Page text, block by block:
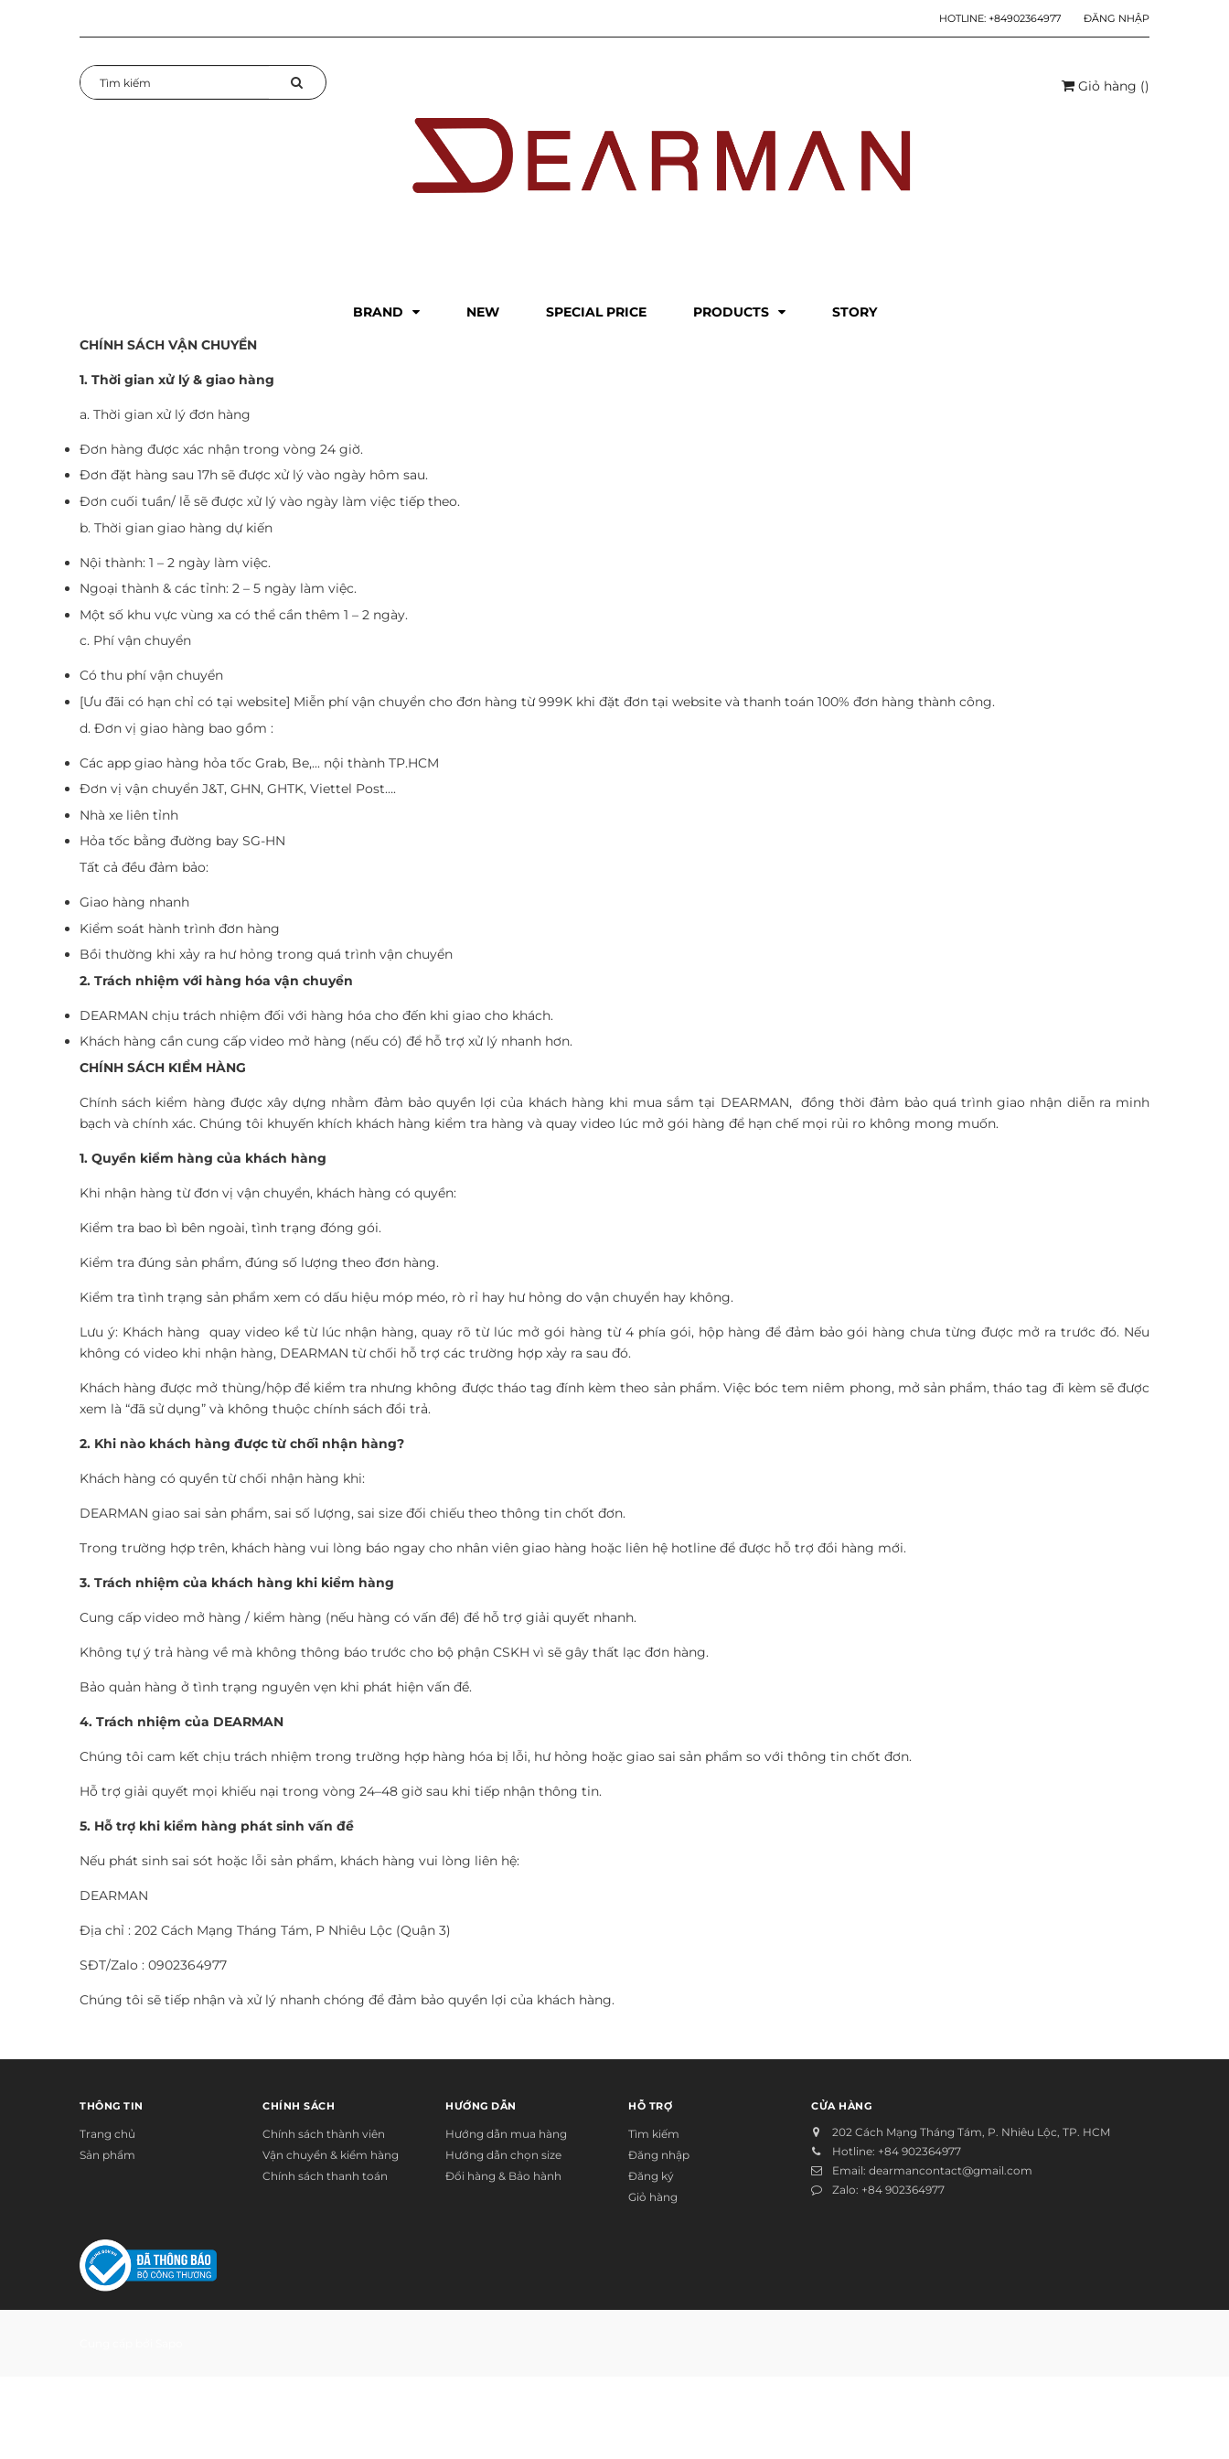
HOTLINE: +84902364977 ĐĂNG NHẬP
Giỏ hàng ()
BRAND NEW SPECIAL PRICE PRODUCTS
STORY
CHÍNH SÁCH VẬN CHUYỂN
1. Thời gian xử lý & giao hàng
a. Thời gian xử lý đơn hàng
Đơn hàng được xác nhận trong vòng 24 giờ.
Đơn đặt hàng sau 17h sẽ được xử lý vào ngày hôm sau.
Đơn cuối tuần/ lễ sẽ được xử lý vào ngày làm việc tiếp theo.
b. Thời gian giao hàng dự kiến
Nội thành: 1 – 2 ngày làm việc.
Ngoại thành & các tỉnh: 2 – 5 ngày làm việc.
Một số khu vực vùng xa có thể cần thêm 1 – 2 ngày.
c. Phí vận chuyển
Có thu phí vận chuyển
[Ưu đãi có hạn chỉ có tại website] Miễn phí vận chuyển cho đơn hàng từ 999K khi đặt đơn tại website và thanh toán 100% đơn hàng thành công.
d. Đơn vị giao hàng bao gồm :
Các app giao hàng hỏa tốc Grab, Be,... nội thành TP.HCM
Đơn vị vận chuyển J&T, GHN, GHTK, Viettel Post….
Nhà xe liên tỉnh
Hỏa tốc bằng đường bay SG-HN
Tất cả đều đảm bảo:
Giao hàng nhanh
Kiểm soát hành trình đơn hàng
Bồi thường khi xảy ra hư hỏng trong quá trình vận chuyển
2. Trách nhiệm với hàng hóa vận chuyển
DEARMAN chịu trách nhiệm đối với hàng hóa cho đến khi giao cho khách.
Khách hàng cần cung cấp video mở hàng (nếu có) để hỗ trợ xử lý nhanh hơn.
CHÍNH SÁCH KIỂM HÀNG
Chính sách kiểm hàng được xây dựng nhằm đảm bảo quyền lợi của khách hàng khi mua sắm tại DEARMAN, đồng thời đảm bảo quá trình giao nhận diễn ra minh
bạch và chính xác. Chúng tôi khuyến khích khách hàng kiểm tra hàng và quay video lúc mở gói hàng để hạn chế mọi rủi ro không mong muốn.
1. Quyền kiểm hàng của khách hàng
Khi nhận hàng từ đơn vị vận chuyển, khách hàng có quyền:
Kiểm tra bao bì bên ngoài, tình trạng đóng gói.
Kiểm tra đúng sản phẩm, đúng số lượng theo đơn hàng.
Kiểm tra tình trạng sản phẩm xem có dấu hiệu móp méo, rò rỉ hay hư hỏng do vận chuyển hay không.
Lưu ý: Khách hàng quay video kể từ lúc nhận hàng, quay rõ từ lúc mở gói hàng từ 4 phía gói, hộp hàng để đảm bảo gói hàng chưa từng được mở ra trước đó. Nếu
không có video khi nhận hàng, DEARMAN từ chối hỗ trợ các trường hợp xảy ra sau đó.
Khách hàng được mở thùng/hộp để kiểm tra nhưng không được tháo tag đính kèm theo sản phẩm. Việc bóc tem niêm phong, mở sản phẩm, tháo tag đi kèm sẽ được
xem là “đã sử dụng” và không thuộc chính sách đổi trả.
2. Khi nào khách hàng được từ chối nhận hàng?
Khách hàng có quyền từ chối nhận hàng khi:
DEARMAN giao sai sản phẩm, sai số lượng, sai size đối chiếu theo thông tin chốt đơn.
Trong trường hợp trên, khách hàng vui lòng báo ngay cho nhân viên giao hàng hoặc liên hệ hotline để được hỗ trợ đổi hàng mới.
3. Trách nhiệm của khách hàng khi kiểm hàng
Cung cấp video mở hàng / kiểm hàng (nếu hàng có vấn đề) để hỗ trợ giải quyết nhanh.
Không tự ý trả hàng về mà không thông báo trước cho bộ phận CSKH vì sẽ gây thất lạc đơn hàng.
Bảo quản hàng ở tình trạng nguyên vẹn khi phát hiện vấn đề.
4. Trách nhiệm của DEARMAN
Chúng tôi cam kết chịu trách nhiệm trong trường hợp hàng hóa bị lỗi, hư hỏng hoặc giao sai sản phẩm so với thông tin chốt đơn.
Hỗ trợ giải quyết mọi khiếu nại trong vòng 24–48 giờ sau khi tiếp nhận thông tin.
5. Hỗ trợ khi kiểm hàng phát sinh vấn đề
Nếu phát sinh sai sót hoặc lỗi sản phẩm, khách hàng vui lòng liên hệ:
DEARMAN
Địa chỉ : 202 Cách Mạng Tháng Tám, P Nhiêu Lộc (Quận 3)
SĐT/Zalo : 0902364977
Chúng tôi sẽ tiếp nhận và xử lý nhanh chóng để đảm bảo quyền lợi của khách hàng.
THÔNG TIN
Trang chủ
Sản phẩm
CHÍNH SÁCH
Chính sách thành viên
Vận chuyển & kiểm hàng
Chính sách thanh toán
HƯỚNG DẪN
Hướng dẫn mua hàng
Hướng dẫn chọn size
Đổi hàng & Bảo hành
HỖ TRỢ
Tìm kiếm
Đăng nhập
Đăng ký
Giỏ hàng
CỬA HÀNG
202 Cách Mạng Tháng Tám, P. Nhiêu Lộc, TP. HCM
Hotline: +84 902364977
Email: dearmancontact@gmail.com
Zalo: +84 902364977